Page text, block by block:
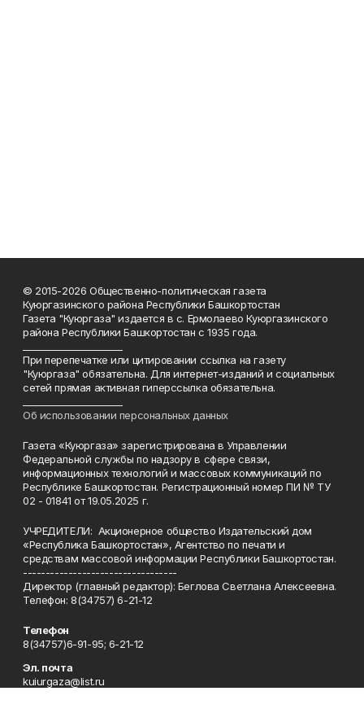
© 2015-2026 Общественно-политическая газета
Куюргазинского района Республики Башкортостан
Газета "Куюргаза" издается в с. Ермолаево Куюргазинского
района Республики Башкортостан с 1935 года.
При перепечатке или цитировании ссылка на газету
"Куюргаза" обязательна. Для интернет-изданий и социальных
сетей прямая активная гиперссылка обязательна.
Об использовании персональных данных
Газета «Куюргаза» зарегистрирована в Управлении
Федеральной службы по надзору в сфере связи,
информационных технологий и массовых коммуникаций по
Республике Башкортостан. Регистрационный номер ПИ № ТУ
02 - 01841 от 19.05.2025 г.
УЧРЕДИТЕЛИ: Акционерное общество Издательский дом
«Республика Башкортостан», Агентство по печати и
средствам массовой информации Республики Башкортостан.
----------------------------------
Директор (главный редактор): Беглова Светлана Алексеевна.
Телефон: 8(34757) 6-21-12
Телефон
8(34757)6-91-95; 6-21-12
Эл. почта
kuiurgaza@list.ru